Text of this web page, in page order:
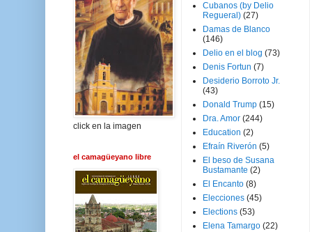
click en la imagen
el camagüeyano libre
Cubanos (by Delio
Regueral) (27)
Damas de Blanco
(146)
Delio en el blog (73)
Denis Fortun (7)
Desiderio Borroto Jr.
(43)
Donald Trump (15)
Dra. Amor (244)
Education (2)
Efraín Riverón (5)
El beso de Susana
Bustamante (2)
El Encanto (8)
Elecciones (45)
Elections (53)
Elena Tamargo (22)